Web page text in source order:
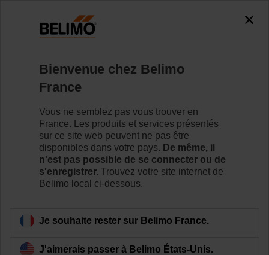
ZNV-205
Retour a la catégorie de produits
Bienvenue chez Belimo
France
Vous ne semblez pas vous trouver en
France. Les produits et services présentés
sur ce site web peuvent ne pas être
disponibles dans votre pays. De même, il
n'est pas possible de se connecter ou de
s'enregistrer. Trouvez votre site internet de
Belimo local ci-dessous.
Je souhaite rester sur Belimo France.
J'aimerais passer à Belimo États-Unis.